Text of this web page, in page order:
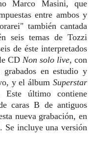
Marco Masini, que
entre ambos y
también cantada
seis temas de Tozzi
de éste interpretados
CD Non solo live, con
en estudio y
y el álbum Superstar
Este último contiene
caras B de antiguos
nueva grabación, en
Se incluye una versión